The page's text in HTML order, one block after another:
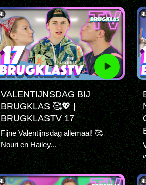
VALENTIJNSDAG BIJ
BRUGKLAS 🥰💖 |
BRUGKLASTV 17
Fijne Valentijnsdag allemaal! 🥰
Nouri en Hailey...